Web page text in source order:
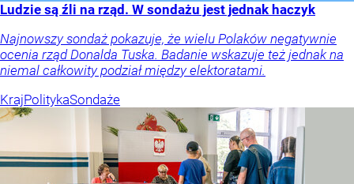
Ludzie są źli na rząd. W sondażu jest jednak haczyk
Najnowszy sondaż pokazuje, że wielu Polaków negatywnie
ocenia rząd Donalda Tuska. Badanie wskazuje też jednak na
niemal całkowity podział między elektoratami.
KrajPolitykaSondaże